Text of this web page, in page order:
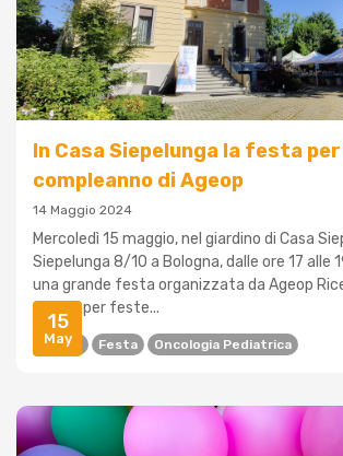
15
May
In Casa Siepelunga la festa
compleanno di Ageop
14 Maggio 2024
Mercoledì 15 maggio, nel giardino di Casa
Siepelunga 8/10 a Bologna, dalle ore 17 alle
una grande festa organizzata da Ageop
ragioni per feste...
Ageop Festa Oncologia Pediatrica